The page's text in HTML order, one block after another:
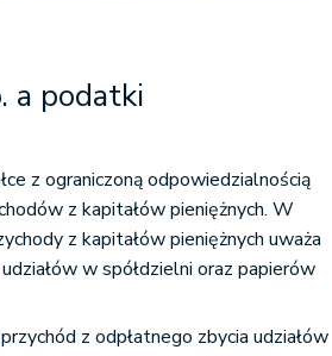
a podatki
z ograniczoną odpowiedzialnością
z kapitałów pieniężnych. W
z kapitałów pieniężnych uważa
w spółdzielni oraz papierów
z odpłatnego zbycia udziałów